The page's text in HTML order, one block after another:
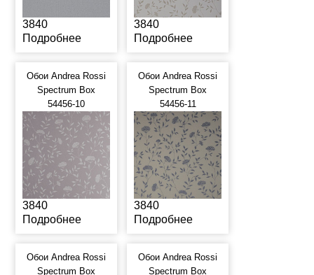
3840
Подробнее
3840
Подробнее
Обои Andrea Rossi
Spectrum Box
54456-10
3840
Подробнее
Обои Andrea Rossi
Spectrum Box
54456-11
3840
Подробнее
Обои Andrea Rossi
Spectrum Box
Обои Andrea Rossi
Spectrum Box